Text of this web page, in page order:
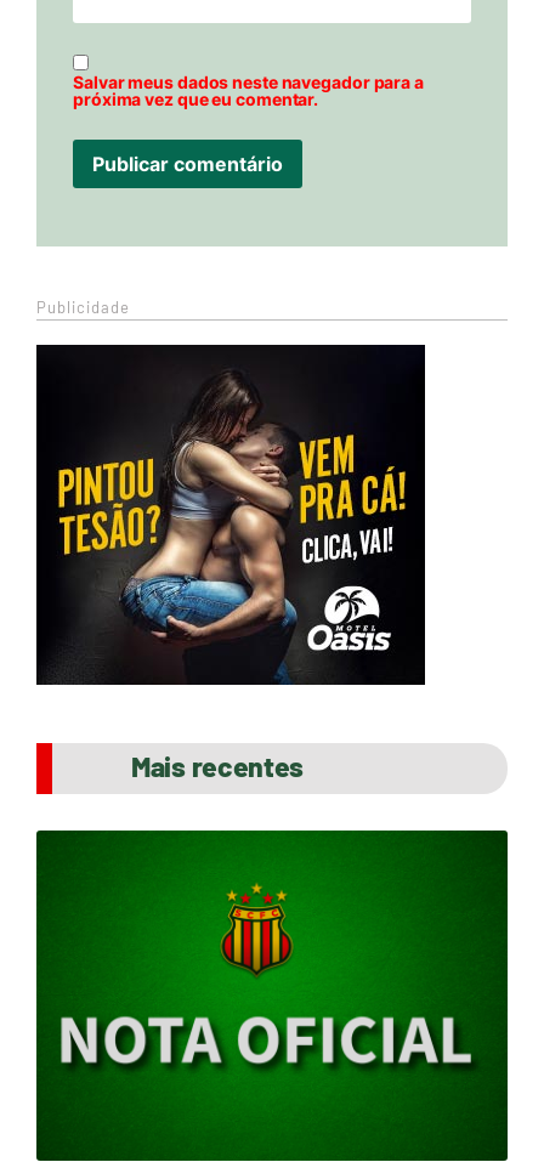
Salvar meus dados neste navegador para a
próxima vez que eu comentar.
Publicidade
Mais recentes